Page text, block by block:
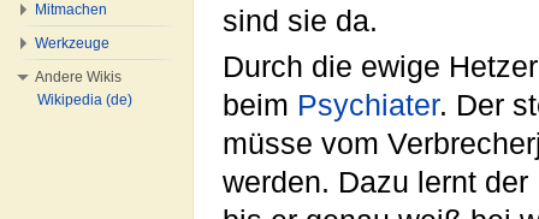
sind sie da.
Durch die ewige
beim Psychiater. Der
müsse vom
werden. Dazu lernt
Mitmachen
Werkzeuge
Andere Wikis
Wikipedia (de)